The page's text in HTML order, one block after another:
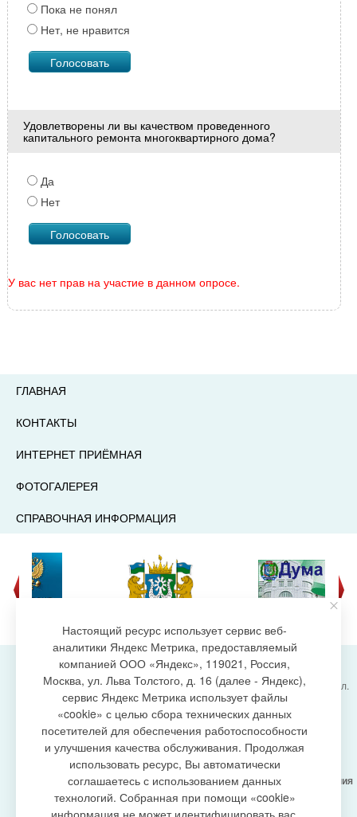
Пока не понял
Нет, не нравится
Удовлетворены ли вы качеством проведенного
капитального ремонта многоквартирного дома?
Да
Нет
У вас нет прав на участие в данном опросе.
ГЛАВНАЯ
КОНТАКТЫ
ИНТЕРНЕТ ПРИЁМНАЯ
ФОТОГАЛЕРЕЯ
СПРАВОЧНАЯ ИНФОРМАЦИЯ
создание сайта
Администрация городского поселения Излучинск, ул.
Энергетиков, 6, пгт. Излучинск, Нижневартовский
район,
Ханты-Мансийский автономный округ-Югра
(Тюменская область), 628634
Сетевое изданиеhttps://www.gp-izluchinsk.ru
16+
Учредитель -Администрация городского поселения
Излучинск
Главный редактор - Бурич Денис Ярославович
Настоящий ресурс использует сервис веб-
аналитики Яндекс Метрика, предоставляемый
компанией ООО «Яндекс», 119021, Россия,
Москва, ул. Льва Толстого, д. 16 (далее - Яндекс),
сервис Яндекс Метрика использует файлы
«cookie» с целью сбора технических данных
посетителей для обеспечения работоспособности
и улучшения качества обслуживания. Продолжая
использовать ресурс, Вы автоматически
соглашаетесь с использованием данных
технологий. Собранная при помощи «cookie»
информация не может идентифицировать вас,